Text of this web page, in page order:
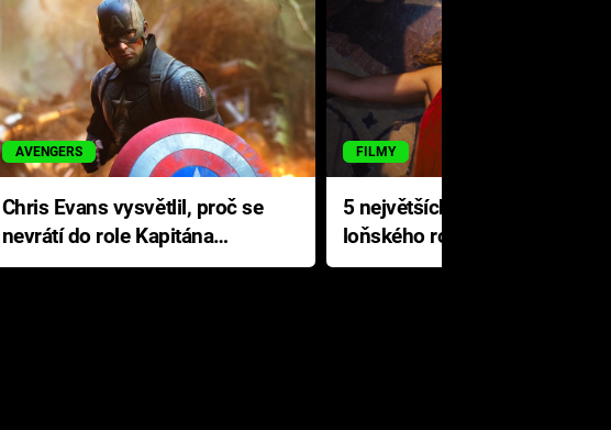
AVENGERS
Chris Evans vysvětlil, proč se
nevrátí do role Kapitána
Ameriky
FILMY
5 největších propadáků
loňského roku: Disney na
jediné katastrofě prodělal 200